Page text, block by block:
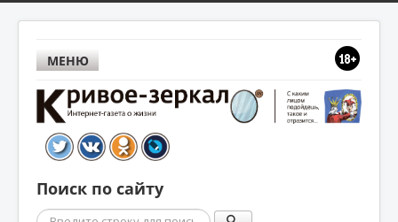
МЕНЮ
Поиск по сайту
Поиск